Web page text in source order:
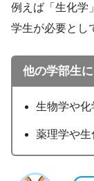
例えば「生化学
学生が必要とし
他の学部生に
生物学や化
薬理学や生